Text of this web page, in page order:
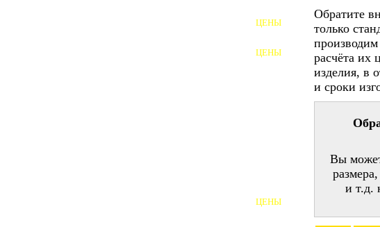
Обратите
только
расчёта их
изделия, в
и сроки
Вы
и т.д.
ЦЕНЫ
ЦЕНЫ
ШАЙБЫ ФУНДАМЕНТНЫЕ
ЦЕНЫ